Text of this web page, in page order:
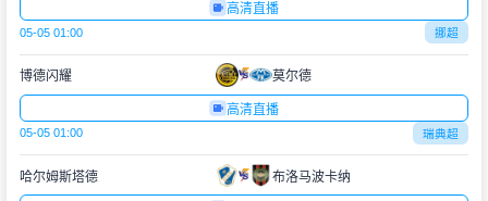
高清直播
05-05 01:00 挪超
博德闪耀 莫尔德
高清直播
05-05 01:00 瑞典超
哈尔姆斯塔德 布洛马波卡纳